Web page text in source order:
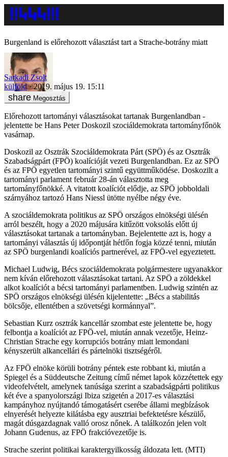
Burgenland is előrehozott választást tart a Strache-botrány miatt
Sarkadi Zsolt
külföld
2019. május 19. 15:11
Megosztás
Előrehozott tartományi választásokat tartanak Burgenlandban -
jelentette be Hans Peter Doskozil szociáldemokrata tartományfőnök
vasárnap.
Doskozil az Osztrák Szociáldemokrata Párt (SPÖ) és az Osztrák
Szabadságpárt (FPÖ) koalícióját vezeti Burgenlandban. Ez az SPÖ
és az FPÖ egyetlen tartományi szintű együttműködése. Doskozilt a
tartományi parlament február 28-án választotta meg
tartományfőnökké. A vitatott koalíciót elődje, az SPÖ jobboldali
szárnyához tartozó Hans Niessl ütötte nyélbe négy éve.
A szociáldemokrata politikus az SPÖ országos elnökségi ülésén
arról beszélt, hogy a 2020 májusára kitűzött voksolás előtt új
választásokat tartanak a tartományban. Bejelentette azt is, hogy a
tartományi választás új időpontját hétfőn fogja közzé tenni, miután
az SPÖ burgenlandi koalíciós partnerével, az FPÖ-vel egyeztetett.
Michael Ludwig, Bécs szociáldemokrata polgármestere ugyanakkor
nem kíván előrehozott választásokat tartani. Az SPÖ a zöldekkel
alkot koalíciót a bécsi tartományi parlamentben. Ludwig szintén az
SPÖ országos elnökségi ülésén kijelentette: „Bécs a stabilitás
bölcsője, ellentétben a szövetségi kormánnyal”.
Sebastian Kurz osztrák kancellár szombat este jelentette be, hogy
felbontja a koalíciót az FPÖ-vel, miután annak vezetője, Heinz-
Christian Strache egy korrupciós botrány miatt lemondani
kényszerült alkancellári és pártelnöki tisztségéről.
Az FPÖ elnöke körüli botrány péntek este robbant ki, miután a
Spiegel és a Süddeutsche Zeitung című német lapok közzétettek egy
videofelvételt, amelynek tanúsága szerint a szabadságpárti politikus
két éve a spanyolországi Ibiza szigetén a 2017-es választási
kampányhoz nyújtandó támogatásért cserébe állami megbízások
elnyerését helyezte kilátásba egy ausztriai befektetésre készülő,
magát dúsgazdagnak valló orosz nőnek. A találkozón jelen volt
Johann Gudenus, az FPÖ frakcióvezetője is.
Strache szerint politikai karaktergyilkosság áldozata lett. (MTI)